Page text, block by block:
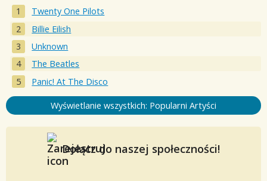
Twenty One Pilots
Billie Eilish
Unknown
The Beatles
Panic! At The Disco
Wyświetlanie wszystkich: Popularni Artyści
Dołącz do naszej społeczności!